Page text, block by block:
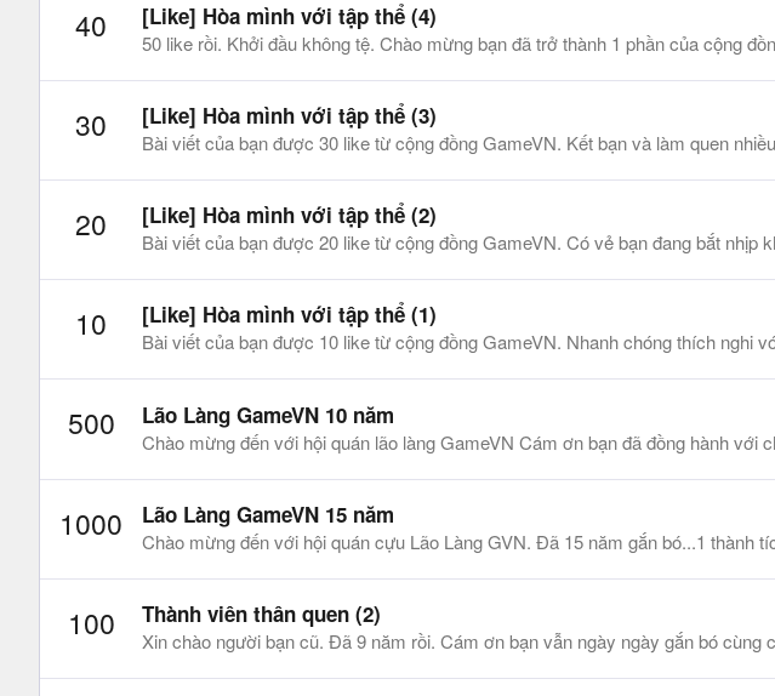
40 [Like] Hòa mình với tập thể (4)
50 like rồi. Khởi đầu không tệ. Chào mừng bạn đã trở thành 1 phần của cộng
30 [Like] Hòa mình với tập thể (3)
Bài viết của bạn được 30 like từ cộng đồng GameVN. Kết bạn và làm quen
20 [Like] Hòa mình với tập thể (2)
Bài viết của bạn được 20 like từ cộng đồng GameVN. Có vẻ bạn đang bắt nhịp
10 [Like] Hòa mình với tập thể (1)
Bài viết của bạn được 10 like từ cộng đồng GameVN. Nhanh chóng thích nghi
500 Lão Làng GameVN 10 năm
Chào mừng đến với hội quán lão làng GameVN Cám ơn bạn đã đồng hành với
1000 Lão Làng GameVN 15 năm
Chào mừng đến với hội quán cựu Lão Làng GVN. Đã 15 năm gắn bó...1 thành
100 Thành viên thân quen (2)
Xin chào người bạn cũ. Đã 9 năm rồi. Cám ơn bạn vẫn ngày ngày gắn bó cùng